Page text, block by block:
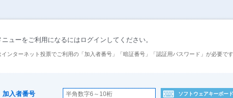
ューをご利用になるにはログインしてください。
インターネット投票でご利用の「加入者番号」「暗証番号」「認証用パスワード」が必要です
加入者番号 ソフトウェアキーボード